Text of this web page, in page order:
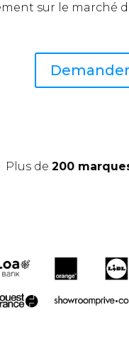
sur le marché
Plus de 200